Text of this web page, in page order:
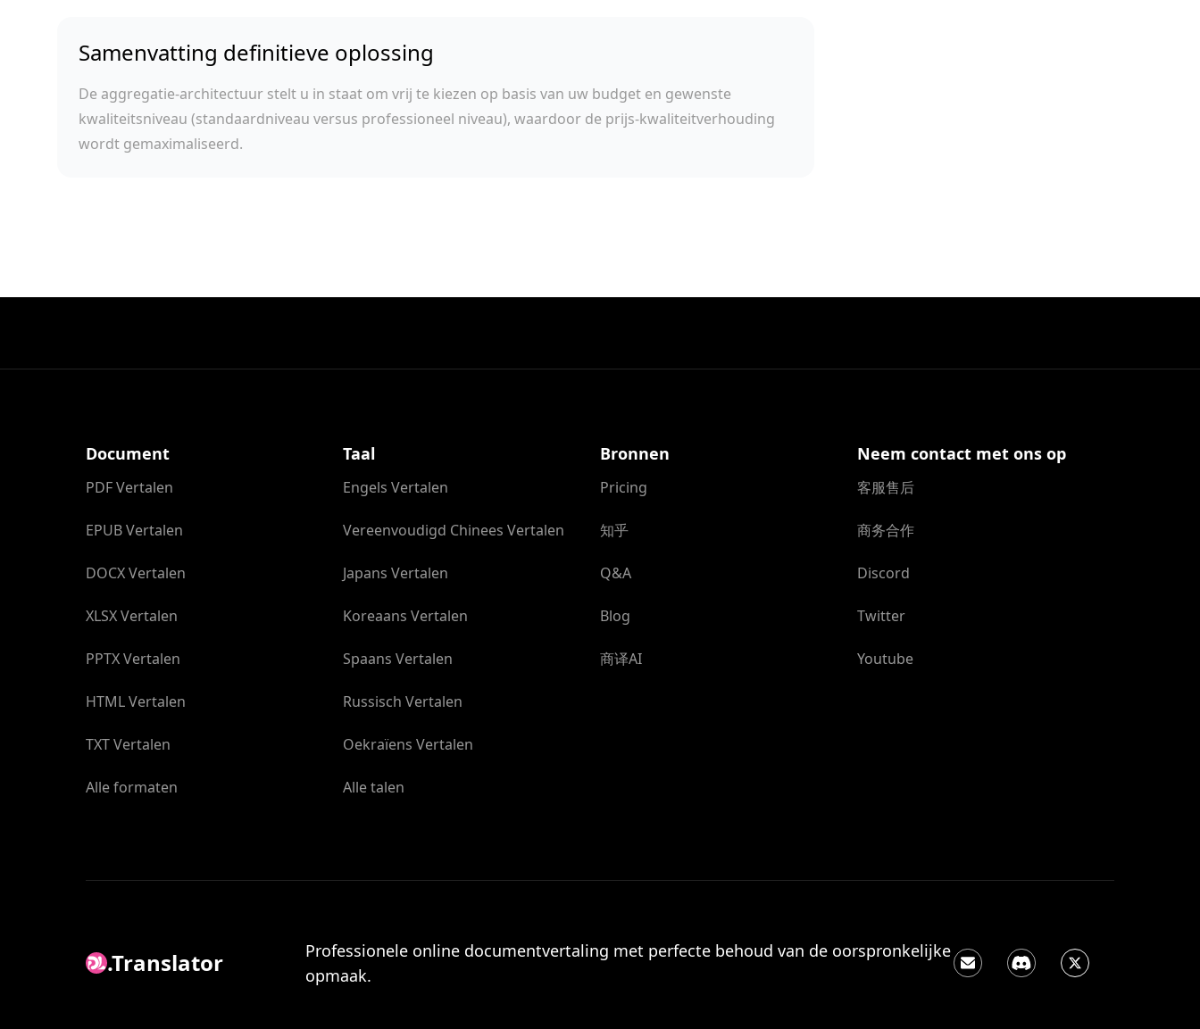
Samenvatting definitieve oplossing
De aggregatie-architectuur stelt u in staat om vrij te kiezen op basis van uw budget en gewenste
kwaliteitsniveau (standaardniveau versus professioneel niveau), waardoor de prijs-kwaliteitverhouding
wordt gemaximaliseerd.
Document
PDF Vertalen
EPUB Vertalen
DOCX Vertalen
XLSX Vertalen
PPTX Vertalen
HTML Vertalen
TXT Vertalen
Alle formaten
Taal
Engels Vertalen
Vereenvoudigd Chinees Vertalen
Japans Vertalen
Koreaans Vertalen
Spaans Vertalen
Russisch Vertalen
Oekraïens Vertalen
Alle talen
Bronnen
Pricing
知乎
Q&A
Blog
商译AI
Neem contact met ons op
客服售后
商务合作
Discord
Twitter
Youtube
.Translator
Professionele online documentvertaling met perfecte behoud van de oorspronkelijke
opmaak.